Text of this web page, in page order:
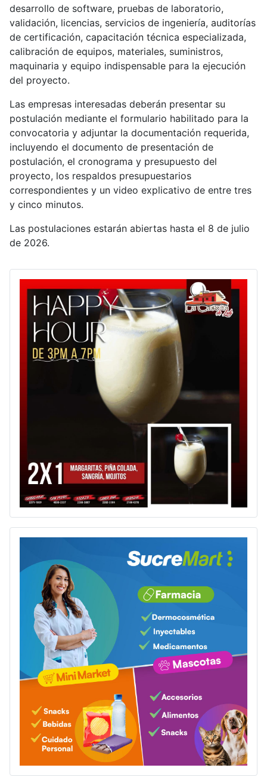
desarrollo de software, pruebas de laboratorio,
validación, licencias, servicios de ingeniería, auditorías
de certificación, capacitación técnica especializada,
calibración de equipos, materiales, suministros,
maquinaria y equipo indispensable para la ejecución
del proyecto.
Las empresas interesadas deberán presentar su
postulación mediante el formulario habilitado para la
convocatoria y adjuntar la documentación requerida,
incluyendo el documento de presentación de
postulación, el cronograma y presupuesto del
proyecto, los respaldos presupuestarios
correspondientes y un video explicativo de entre tres
y cinco minutos.
Las postulaciones estarán abiertas hasta el 8 de julio
de 2026.